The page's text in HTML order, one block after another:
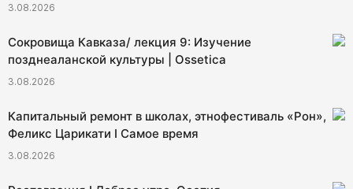
3.08.2026
Сокровища Кавказа/ лекция 9: Изучение
позднеаланской культуры | Ossetica
3.08.2026
Капитальный ремонт в школах, этнофестиваль «Рон»,
Феликс Царикати I Самое время
3.08.2026